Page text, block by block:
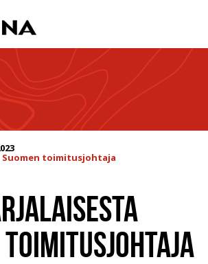
Suomen toimitusjohtaja